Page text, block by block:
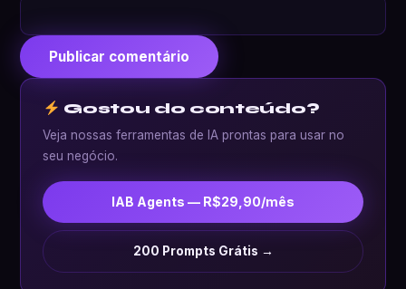
Gostou do conteúdo?
Veja nossas ferramentas de IA prontas para usar no
seu negócio.
IAB Agents — R$29,90/mês
200 Prompts Grátis →